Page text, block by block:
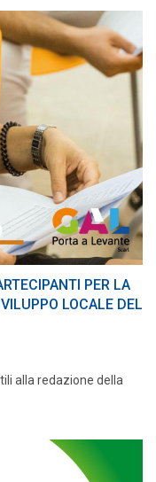
PER LA
LOCALE DEL
alla redazione della